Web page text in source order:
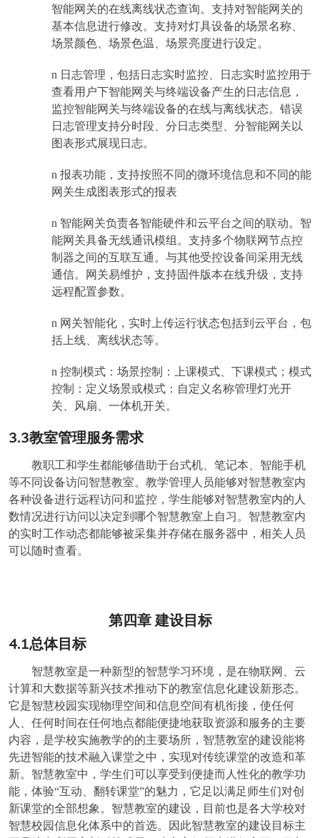
智能网关的在线离线状态查询。支持对智能网关的
基本信息进行修改。支持对灯具设备的场景名称、
场景颜色、场景色温、场景亮度进行设定。
n 日志管理，包括日志实时监控、日志实时监控用于
查看用户下智能网关与终端设备产生的日志信息，
监控智能网关与终端设备的在线与离线状态。错误
日志管理支持分时段、分日志类型、分智能网关以
图表形式展现日志。
n 报表功能，支持按照不同的微环境信息和不同的能
网关生成图表形式的报表
n 智能网关负责各智能硬件和云平台之间的联动。智
能网关具备无线通讯模组。支持多个物联网节点控
制器之间的互联互通。与其他受控设备间采用无线
通信。网关易维护，支持固件版本在线升级，支持
远程配置参数。
n 网关智能化，实时上传运行状态包括到云平台，包
括上线、离线状态等。
n 控制模式：场景控制：上课模式、下课模式；模式
控制：定义场景或模式：自定义名称管理灯光开
关、风扇、一体机开关。
3.3教室管理服务需求
教职工和学生都能够借助于台式机、笔记本、智能手机
等不同设备访问智慧教室。教学管理人员能够对智慧教室内
各种设备进行远程访问和监控，学生能够对智慧教室内的人
数情况进行访问以决定到哪个智慧教室上自习。智慧教室内
的实时工作动态都能够被采集并存储在服务器中，相关人员
可以随时查看。
第四章 建设目标
4.1总体目标
智慧教室是一种新型的智慧学习环境，是在物联网、云
计算和大数据等新兴技术推动下的教室信息化建设新形态。
它是智慧校园实现物理空间和信息空间有机衔接，使任何
人、任何时间在任何地点都能便捷地获取资源和服务的主要
内容，是学校实施教学的的主要场所，智慧教室的建设能将
先进智能的技术融入课堂之中，实现对传统课堂的改造和革
新。智慧教室中，学生们可以享受到便捷而人性化的教学功
能，体验“互动、翻转课堂”的魅力，它足以满足师生们对创
新课堂的全部想象。智慧教室的建设，目前也是各大学校对
智慧校园信息化体系中的首选。因此智慧教室的建设目标主